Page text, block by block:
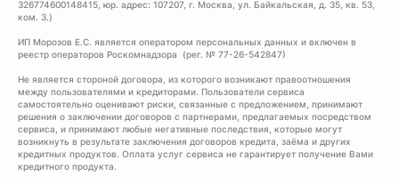
326774600148415, юр. адрес: 107207, г. Москва, ул. Байкальская, д. 35, кв. 53,
ком. 3.)
ИП Морозов Е.С. является оператором персональных данных и включен в
реестр операторов Роскомнадзора (рег. № 77-26-542847)
Не является стороной договора, из которого возникают правоотношения
между пользователями и кредиторами. Пользователи сервиса
самостоятельно оценивают риски, связанные с предложением, принимают
решения о заключении договоров с партнерами, предлагаемых посредством
сервиса, и принимают любые негативные последствия, которые могут
возникнуть в результате заключения договоров кредита, заёма и других
кредитных продуктов. Оплата услуг сервиса не гарантирует получение Вами
кредитного продукта.